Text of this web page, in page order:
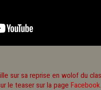
sur sa reprise en wolof du
le teaser sur la page Facebook